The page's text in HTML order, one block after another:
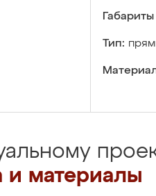
Тип:
и материалы